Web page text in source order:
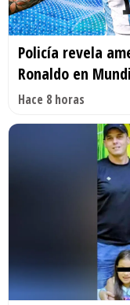
Policía revela
Ronaldo en
Hace 8 horas